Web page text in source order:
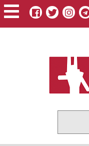
Pasar
al
contenido